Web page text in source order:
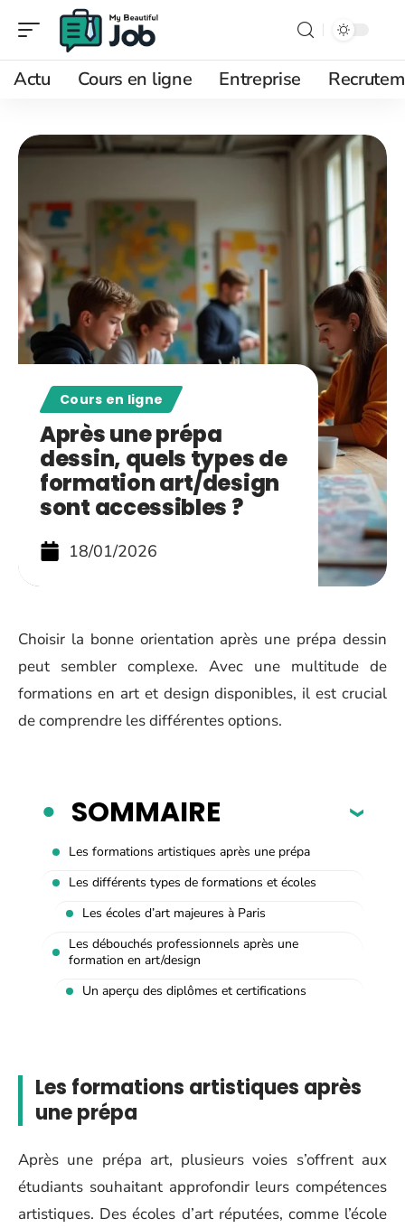
Actu Cours en ligne Entreprise
Cours en ligne
Après une prépa
dessin, quels types de
formation art/design
sont accessibles ?
18/01/2026
Choisir la bonne orientation après une prépa dessin
peut sembler complexe. Avec une multitude de
formations en art et design disponibles, il est crucial
de comprendre les différentes options.
SOMMAIRE
Les formations artistiques après une prépa
Les différents types de formations et écoles
Les écoles d’art majeures à Paris
Les débouchés professionnels après une
formation en art/design
Un aperçu des diplômes et certifications
Les formations artistiques après
une prépa
Après une prépa art, plusieurs voies s’offrent aux
étudiants souhaitant approfondir leurs compétences
artistiques. Des écoles d’art réputées, comme l’école